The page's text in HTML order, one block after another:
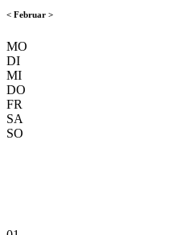
< Februar >
MO
DI
MI
DO
FR
SA
SO